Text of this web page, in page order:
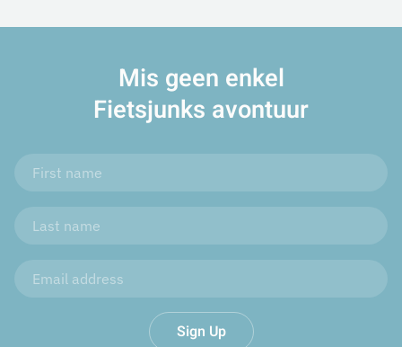
Mis geen enkel
Fietsjunks avontuur
Sign Up